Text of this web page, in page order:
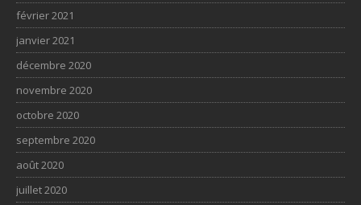
février 2021
janvier 2021
décembre 2020
novembre 2020
octobre 2020
septembre 2020
août 2020
juillet 2020